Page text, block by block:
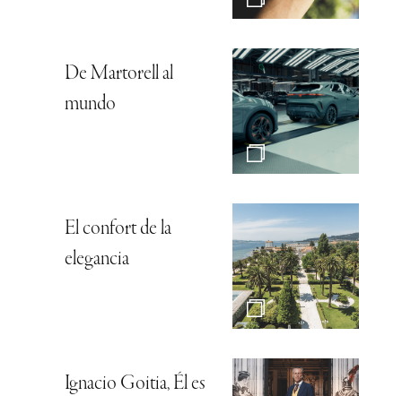
De Martorell al
mundo
El confort de la
elegancia
Ignacio Goitia, Él es